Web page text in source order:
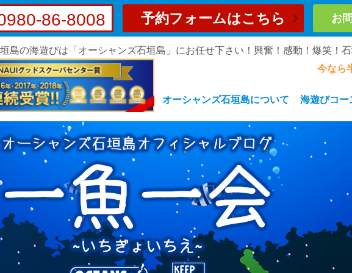
86-8008 予約フォームはこちら お
島の海遊びは「オーシャンズ石垣島」にお任せ下さい！興奮！感動！爆笑！
今なら
オーシャンズ石垣島について 海遊びコー